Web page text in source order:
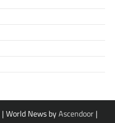
| World News byAscendoor |